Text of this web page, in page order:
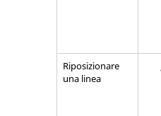
Riposizionare
una linea